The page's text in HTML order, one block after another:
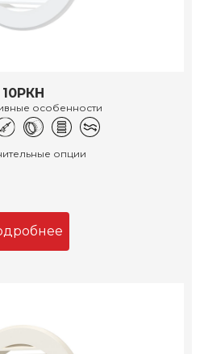
10РКН
особенности
опции